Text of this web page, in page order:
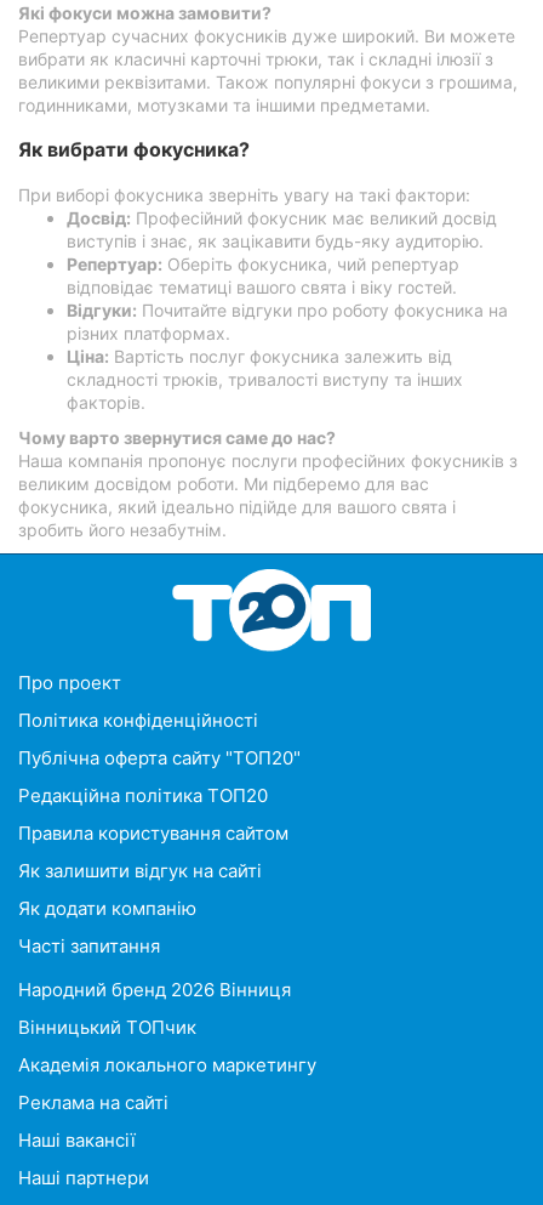
Ужгород
Карпати
Які фокуси можна замовити?
Репертуар сучасних фокусників дуже широкий. Ви можете
вибрати як класичні карточні трюки, так і складні ілюзії з
великими реквізитами. Також популярні фокуси з грошима,
годинниками, мотузками та іншими предметами.
Як вибрати фокусника?
При виборі фокусника зверніть увагу на такі фактори:
Досвід: Професійний фокусник має великий досвід
виступів і знає, як зацікавити будь-яку аудиторію.
Репертуар: Оберіть фокусника, чий репертуар
відповідає тематиці вашого свята і віку гостей.
Відгуки: Почитайте відгуки про роботу фокусника на
різних платформах.
Ціна: Вартість послуг фокусника залежить від
складності трюків, тривалості виступу та інших
факторів.
Чому варто звернутися саме до нас?
Наша компанія пропонує послуги професійних фокусників з
великим досвідом роботи. Ми підберемо для вас
фокусника, який ідеально підійде для вашого свята і
зробить його незабутнім.
Про проект
Політика конфіденційності
Публічна оферта сайту "ТОП20"
Редакційна політика ТОП20
Правила користування сайтом
Як залишити відгук на сайті
Як додати компанію
Часті запитання
Народний бренд 2026 Вінниця
Вінницький ТОПчик
Академія локального маркетингу
Реклама на сайті
Наші вакансії
Наші партнери